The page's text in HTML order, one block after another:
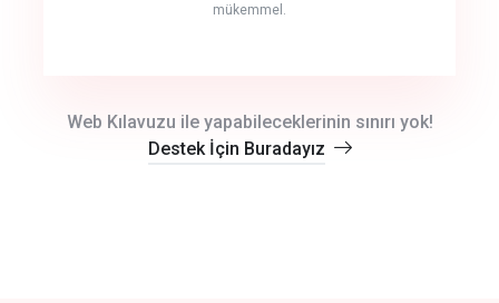
mükemmel.
Web Kılavuzu ile yapabileceklerinin sınırı yok!
Destek İçin Buradayız